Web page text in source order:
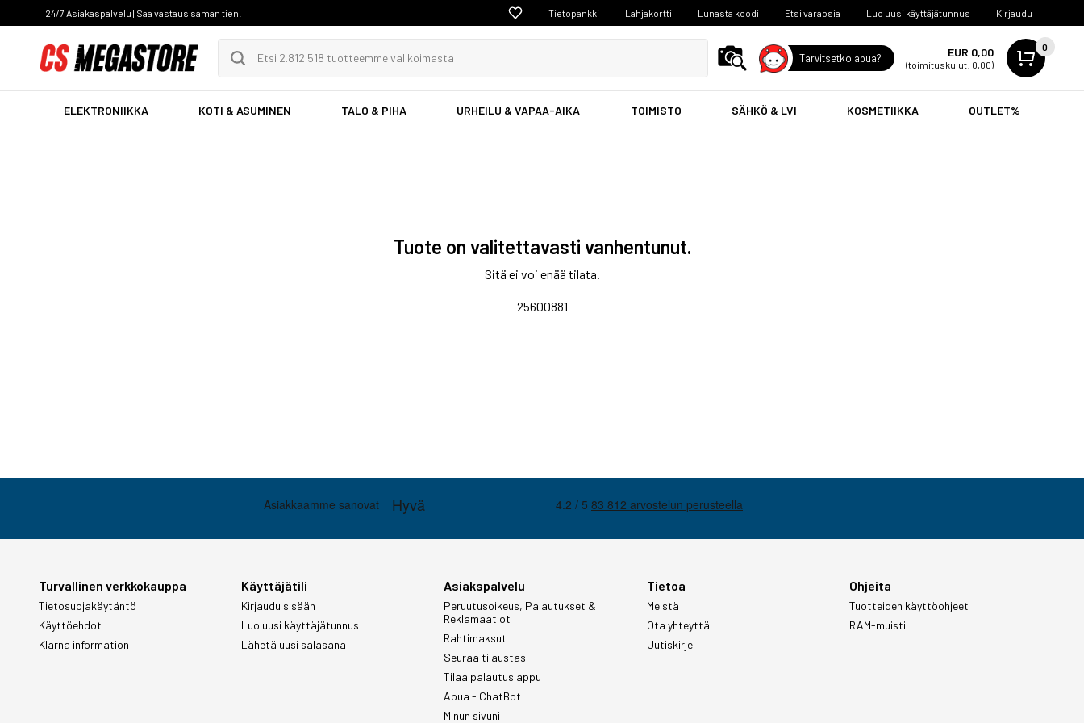
24/7 Asiakaspalvelu | Saa vastaus saman tien! Tietopankki Lahjakortti Lunasta koodi Etsi varaosia Luo uusi käyttäjätunnus Kirjaudu
Tarvitsetko apua? EUR 0,00
(toimituskulut: 0,00)
0
ELEKTRONIIKKA KOTI & ASUMINEN TALO & PIHA URHEILU & VAPAA-AIKA TOIMISTO SÄHKÖ & LVI KOSMETIIKKA OUTLET%
Tuote on valitettavasti vanhentunut.
Sitä ei voi enää tilata.
25600881
Turvallinen verkkokauppa
Tietosuojakäytäntö
Käyttöehdot
Klarna information
Käyttäjätili
Kirjaudu sisään
Luo uusi käyttäjätunnus
Lähetä uusi salasana
Asiakspalvelu
Peruutusoikeus, Palautukset &
Reklamaatiot
Rahtimaksut
Seuraa tilaustasi
Tilaa palautuslappu
Apua - ChatBot
Minun sivuni
Tietoa
Meistä
Ota yhteyttä
Uutiskirje
Ohjeita
Tuotteiden käyttöohjeet
RAM-muisti